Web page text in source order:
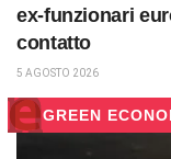
ex-funzionari
contatto
5 AGOSTO 2026
GREEN